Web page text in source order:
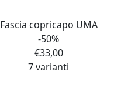
Fascia copricapo UMA
-50%
7 varianti
€33,00